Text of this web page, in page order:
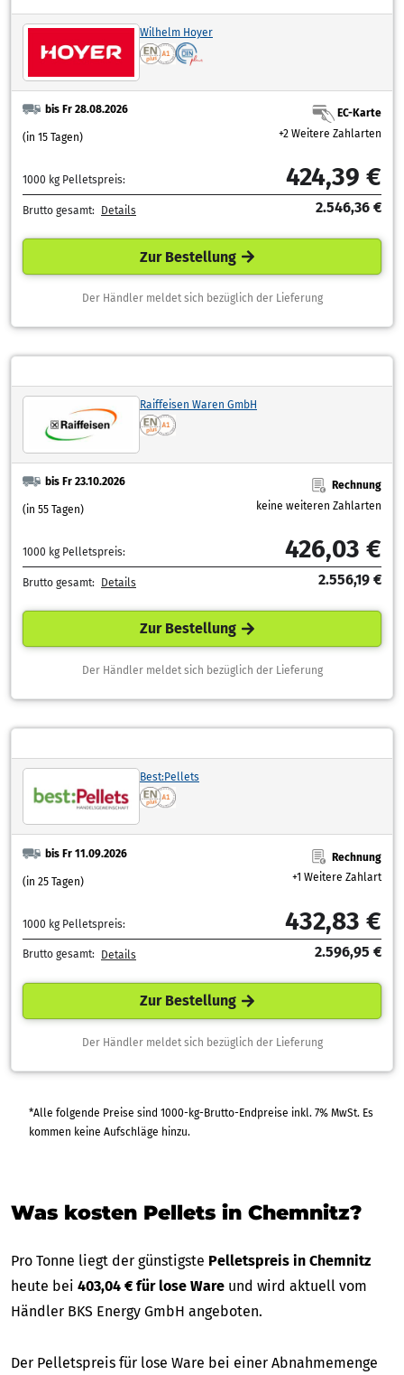
Wilhelm Hoyer
bis Fr 28.08.2026
(in 15 Tagen)
EC-Karte
+2 Weitere Zahlarten
1000 kg Pelletspreis: 424,39 €
Brutto gesamt: Details 2.546,36 €
Zur Bestellung
Der Händler meldet sich bezüglich der Lieferung
Raiffeisen Waren GmbH
bis Fr 23.10.2026
(in 55 Tagen)
Rechnung
keine weiteren Zahlarten
1000 kg Pelletspreis: 426,03 €
Brutto gesamt: Details 2.556,19 €
Zur Bestellung
Der Händler meldet sich bezüglich der Lieferung
Best:Pellets
bis Fr 11.09.2026
(in 25 Tagen)
Rechnung
+1 Weitere Zahlart
1000 kg Pelletspreis: 432,83 €
Brutto gesamt: Details 2.596,95 €
Zur Bestellung
Der Händler meldet sich bezüglich der Lieferung
*Alle folgende Preise sind 1000-kg-Brutto-Endpreise inkl. 7% MwSt. Es
kommen keine Aufschläge hinzu.
Was kosten Pellets in Chemnitz?
Pro Tonne liegt der günstigste Pelletspreis in Chemnitz
heute bei 403,04 € für lose Ware und wird aktuell vom
Händler BKS Energy GmbH angeboten.
Der Pelletspreis für lose Ware bei einer Abnahmemenge